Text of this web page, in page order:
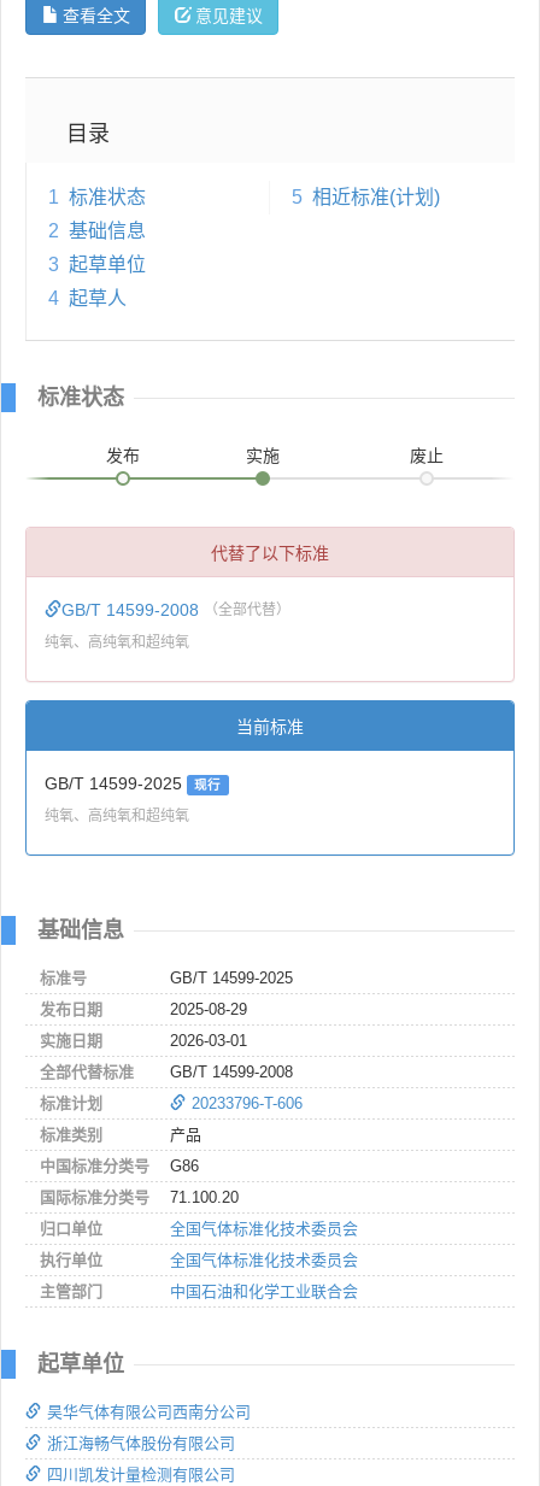
查看全文 意见建议
目录
1 标准状态
2 基础信息
3 起草单位
4 起草人
5 相近标准(计划)
标准状态
发布 实施 废止
代替了以下标准
GB/T 14599-2008 （全部代替）
纯氧、高纯氧和超纯氧
当前标准
GB/T 14599-2025 现行
纯氧、高纯氧和超纯氧
基础信息
标准号
GB/T 14599-2025
发布日期
2025-08-29
实施日期
2026-03-01
全部代替标准
GB/T 14599-2008
标准计划
20233796-T-606
标准类别
产品
中国标准分类号
G86
国际标准分类号
71.100.20
归口单位
全国气体标准化技术委员会
执行单位
全国气体标准化技术委员会
主管部门
中国石油和化学工业联合会
起草单位
昊华气体有限公司西南分公司
浙江海畅气体股份有限公司
四川凯发计量检测有限公司